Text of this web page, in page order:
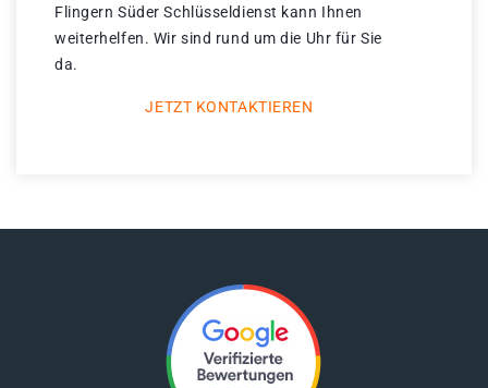
Flingern Süder Schlüsseldienst kann Ihnen
weiterhelfen. Wir sind rund um die Uhr für Sie
da.
JETZT KONTAKTIEREN